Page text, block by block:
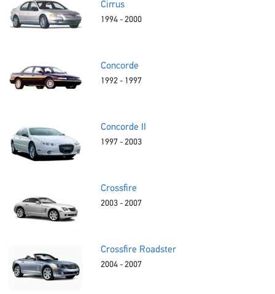
Cirrus
1994 - 2000
Concorde
1992 - 1997
Concorde II
1997 - 2003
Crossfire
2003 - 2007
Crossfire Roadster
2004 - 2007